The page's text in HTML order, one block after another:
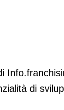
e
di